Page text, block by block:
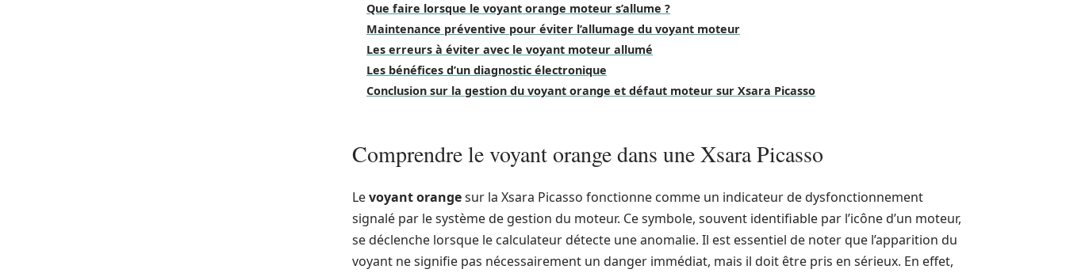
Que faire lorsque le voyant orange moteur s’allume ?
Maintenance préventive pour éviter l’allumage du voyant moteur
Les erreurs à éviter avec le voyant moteur allumé
Les bénéfices d’un diagnostic électronique
Conclusion sur la gestion du voyant orange et défaut moteur sur Xsara Picasso
Comprendre le voyant orange dans une Xsara Picasso
Levoyant orangesur la Xsara Picasso fonctionne comme un indicateur de dysfonctionnement
signalé par le système de gestion du moteur. Ce symbole, souvent identifiable par l’icône d’un moteur,
se déclenche lorsque le calculateur détecte une anomalie. Il est essentiel de noter que l’apparition du
voyant ne signifie pas nécessairement un danger immédiat, mais il doit être pris en sérieux. En effet,